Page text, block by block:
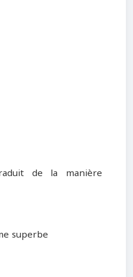
de la manière
superbe